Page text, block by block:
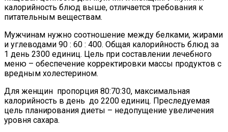
калорийность блюд выше, отличается требования к
питательным веществам.
Мужчинам нужно соотношение между белками, жирами
и углеводами 90 : 60 : 400. Общая калорийность блюд за
1 день 2300 единиц. Цель при составлении лечебного
меню – обеспечение корректировки массы продуктов с
вредным холестерином.
Для женщин пропорция 80:70:30, максимальная
калорийность в день до 2200 единиц. Преследуемая
цель планирования диеты – недопущение увеличения
уровня сахара.